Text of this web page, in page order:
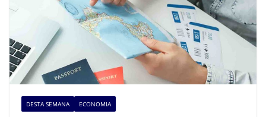
DESTA SEMANA ECONOMIA